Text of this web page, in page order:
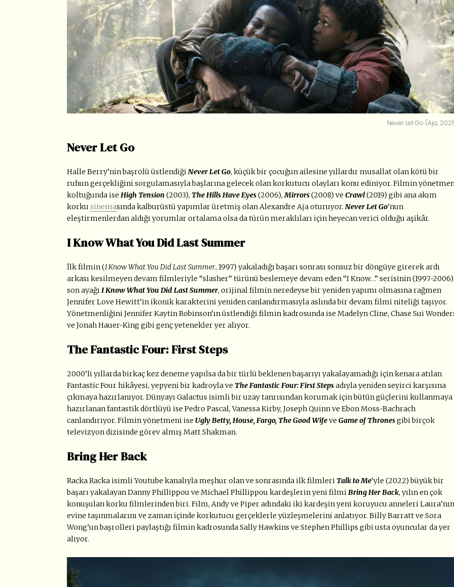
Never Let Go (Aja,
Never Let Go
Halle Berry’nin başrolü üstlendiğiNever Let Go, küçük bir çocuğun ailesine yıllardır musallat olan kötü bir
ruhun gerçekliğini sorgulamasıyla başlarına gelecek olan korkutucu olayları konu ediniyor. Filmin
koltuğunda ise High Tension (2003), The Hills Have Eyes(2006),Mirrors(2008) ve Crawl(2019) gibi ana akım
korku sinemasında kalburüstü yapımlar üretmiş olan Alexandre Aja oturuyor. Never Let Go’nun
eleştirmenlerdan aldığı yorumlar ortalama olsa da türün meraklıları için heyecan verici olduğu aşikâr.
I Know What You Did Last Summer
İlk filmin(I Know What You Did Last Summer, 1997) yakaladığı başarı sonrası sonsuz bir döngüye girerek ardı
arkası kesilmeyen devam filmleriyle “slasher” türünü beslemeye devam eden “I Know…” serisinin (1997-2006)
son ayağıI Know What You Did Last Summer, orijinal filmin neredeyse bir yeniden yapımı olmasına rağmen
Jennifer Love Hewitt’in ikonik karakterini yeniden canlandırmasıyla aslında bir devam filmi niteliği taşıyor.
Yönetmenliğini Jennifer Kaytin Robinson’ın üstlendiği filmin kadrosunda ise Madelyn Cline, Chase Sui
ve Jonah Hauer-King gibi genç yetenekler yer alıyor.
The Fantastic Four: First Steps
2000’li yıllarda birkaç kez deneme yapılsa da bir türlü beklenen başarıyı yakalayamadığı için kenara atılan
Fantastic Four hikâyesi, yepyeni bir kadroyla ve The Fantastic Four: First Stepsadıyla yeniden seyirci karşısına
çıkmaya hazırlanıyor. Dünyayı Galactus isimli bir uzay tanrısından korumak için bütün güçlerini kullanmaya
hazırlanan fantastik dörtlüyü ise Pedro Pascal, Vanessa Kirby, Joseph Quinn ve Ebon Moss-Bachrach
canlandırıyor. Filmin yönetmeni ise Ugly Betty, House, Fargo, The Good Wifeve Game of Thronesgibi birçok
televizyon dizisinde görev almış Matt Shakman.
Bring Her Back
Racka Racka isimli Youtube kanalıyla meşhur olan ve sonrasında ilk filmleriTalk to Me’yle (2022) büyük bir
başarı yakalayan Danny Phillippou ve Michael Phillippou kardeşlerin yeni filmiBring Her Back, yılın en çok
konuşulan korku filmlerinden biri. Film, Andy ve Piper adındaki iki kardeşin yeni koruyucu anneleri Laura’nın
evine taşınmalarını ve zaman içinde korkutucu gerçeklerle yüzleşmelerini anlatıyor. Billy Barratt ve Sora
Wong’un başrolleri paylaştığı filmin kadrosunda Sally Hawkins ve Stephen Phillips gibi usta oyuncular da yer
alıyor.